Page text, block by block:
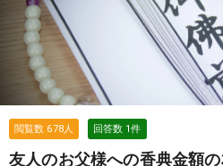
閲覧数 678人 回答数 1件
友人のお父様への香典金額の